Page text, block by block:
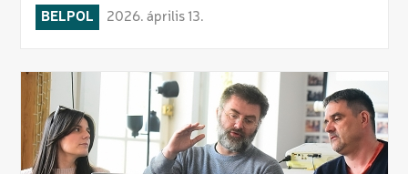
BELPOL 2026. április 13.